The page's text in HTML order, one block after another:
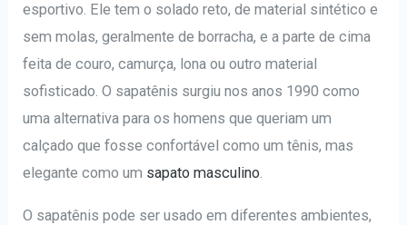
esportivo. Ele tem o solado reto, de material sintético e
sem molas, geralmente de borracha, e a parte de cima
feita de couro, camurça, lona ou outro material
sofisticado. O sapatênis surgiu nos anos 1990 como
uma alternativa para os homens que queriam um
calçado que fosse confortável como um tênis, mas
elegante como um sapato masculino.
O sapatênis pode ser usado em diferentes ambientes,